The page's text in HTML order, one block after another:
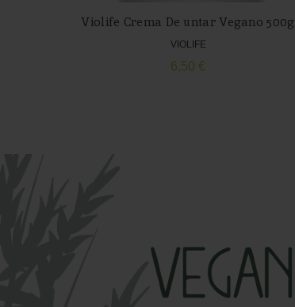
Violife Crema De untar Vegano 500g
VIOLIFE
6,50 €